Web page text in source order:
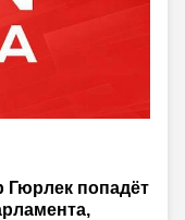
Гюрлек попадёт